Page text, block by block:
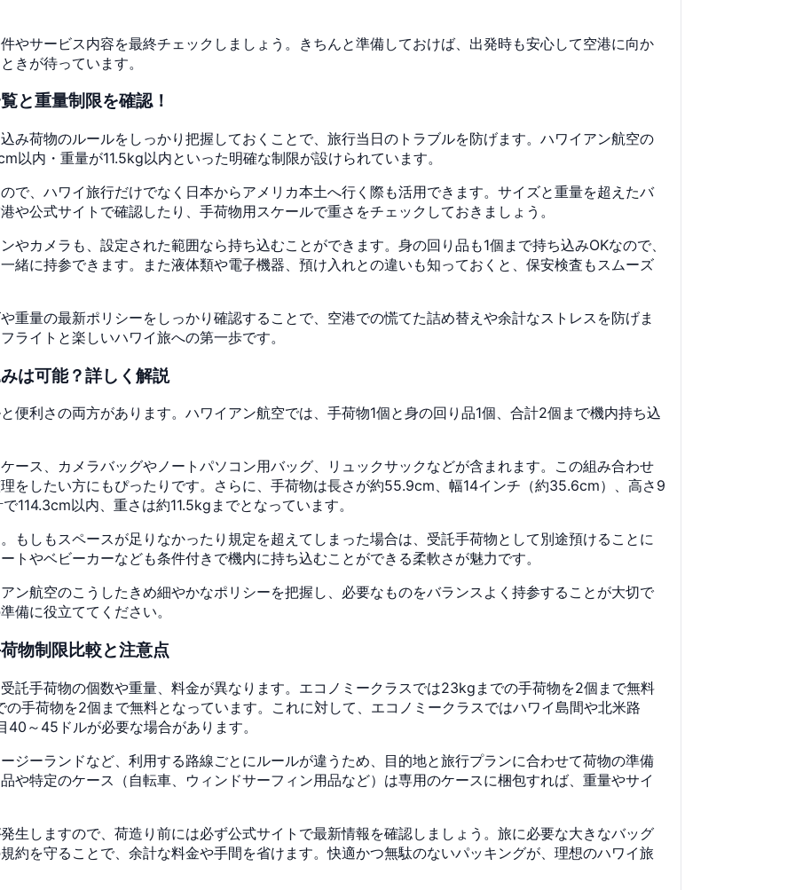
やサービス内容を最終チェックしましょう。きちんと準備しておけば、出発時も安心して空港に向か
きが待っています。
と重量制限を確認！
み荷物のルールをしっかり把握しておくことで、旅行当日のトラブルを防げます。ハワイアン航空の
以内・重量が11.5kg以内といった明確な制限が設けられています。
で、ハワイ旅行だけでなく日本からアメリカ本土へ行く際も活用できます。サイズと重量を超えたバ
や公式サイトで確認したり、手荷物用スケールで重さをチェックしておきましょう。
やカメラも、設定された範囲なら持ち込むことができます。身の回り品も1個まで持ち込みOKなので、
緒に持参できます。また液体類や電子機器、預け入れとの違いも知っておくと、保安検査もスムーズ
重量の最新ポリシーをしっかり確認することで、空港での慌てた詰め替えや余計なストレスを防げま
ライトと楽しいハワイ旅への第一歩です。
は可能？詳しく解説
便利さの両方があります。ハワイアン航空では、手荷物1個と身の回り品1個、合計2個まで機内持ち込
ース、カメラバッグやノートパソコン用バッグ、リュックサックなどが含まれます。この組み合わせ
をしたい方にもぴったりです。さらに、手荷物は長さが約55.9cm、幅14インチ（約35.6cm）、高さ9
以内、重さは約11.5kgまでとなっています。
もしもスペースが足りなかったり規定を超えてしまった場合は、受託手荷物として別途預けることに
トやベビーカーなども条件付きで機内に持ち込むことができる柔軟さが魅力です。
ン航空のこうしたきめ細やかなポリシーを把握し、必要なものをバランスよく持参することが大切で
備に役立ててください。
物制限比較と注意点
託手荷物の個数や重量、料金が異なります。エコノミークラスでは23kgまでの手荷物を2個まで無料
手荷物を2個まで無料となっています。これに対して、エコノミークラスではハワイ島間や北米路
～45ドルが必要な場合があります。
ジーランドなど、利用する路線ごとにルールが違うため、目的地と旅行プランに合わせて荷物の準備
や特定のケース（自転車、ウィンドサーフィン用品など）は専用のケースに梱包すれば、重量やサイ
生しますので、荷造り前には必ず公式サイトで最新情報を確認しましょう。旅に必要な大きなバッグ
約を守ることで、余計な料金や手間を省けます。快適かつ無駄のないパッキングが、理想のハワイ旅